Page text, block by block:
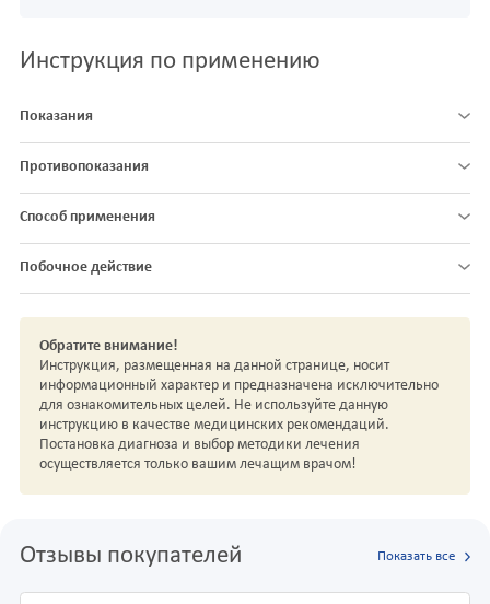
Инструкция по применению
Показания
Противопоказания
Способ применения
Побочное действие
Обратите внимание!
Инструкция, размещенная на данной странице, носит
информационный характер и предназначена исключительно
для ознакомительных целей. Не используйте данную
инструкцию в качестве медицинских рекомендаций.
Постановка диагноза и выбор методики лечения
осуществляется только вашим лечащим врачом!
Отзывы покупателей Показать все